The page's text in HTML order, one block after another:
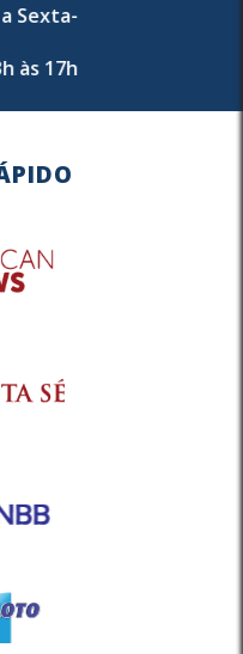
Sexta-
às 17h